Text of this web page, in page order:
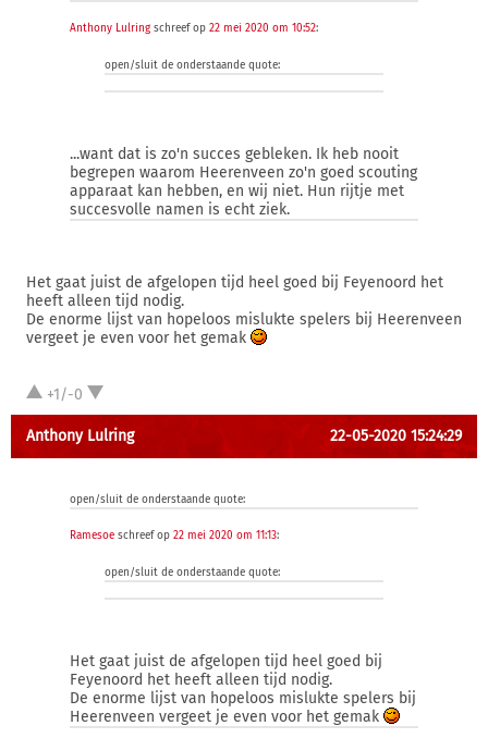
Anthony Lulring schreef op 22 mei 2020 om 10:52:
open/sluit de onderstaande quote:
...want dat is zo'n succes gebleken. Ik heb nooit
begrepen waarom Heerenveen zo'n goed scouting
apparaat kan hebben, en wij niet. Hun rijtje met
succesvolle namen is echt ziek.
Het gaat juist de afgelopen tijd heel goed bij Feyenoord het
heeft alleen tijd nodig.
De enorme lijst van hopeloos mislukte spelers bij Heerenveen
vergeet je even voor het gemak
+1/-0
Anthony Lulring 22-05-2020 15:24:29
open/sluit de onderstaande quote:
Ramesoe schreef op 22 mei 2020 om 11:13:
open/sluit de onderstaande quote:
Het gaat juist de afgelopen tijd heel goed bij
Feyenoord het heeft alleen tijd nodig.
De enorme lijst van hopeloos mislukte spelers bij
Heerenveen vergeet je even voor het gemak